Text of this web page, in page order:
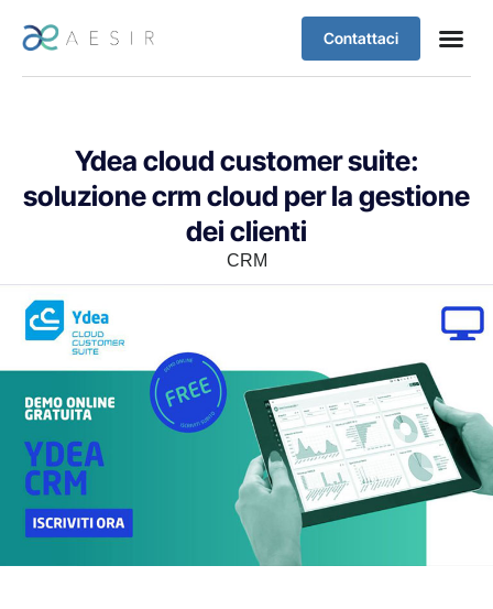
Contattaci
Ydea cloud customer suite:
soluzione crm cloud per la gestione
dei clienti
CRM